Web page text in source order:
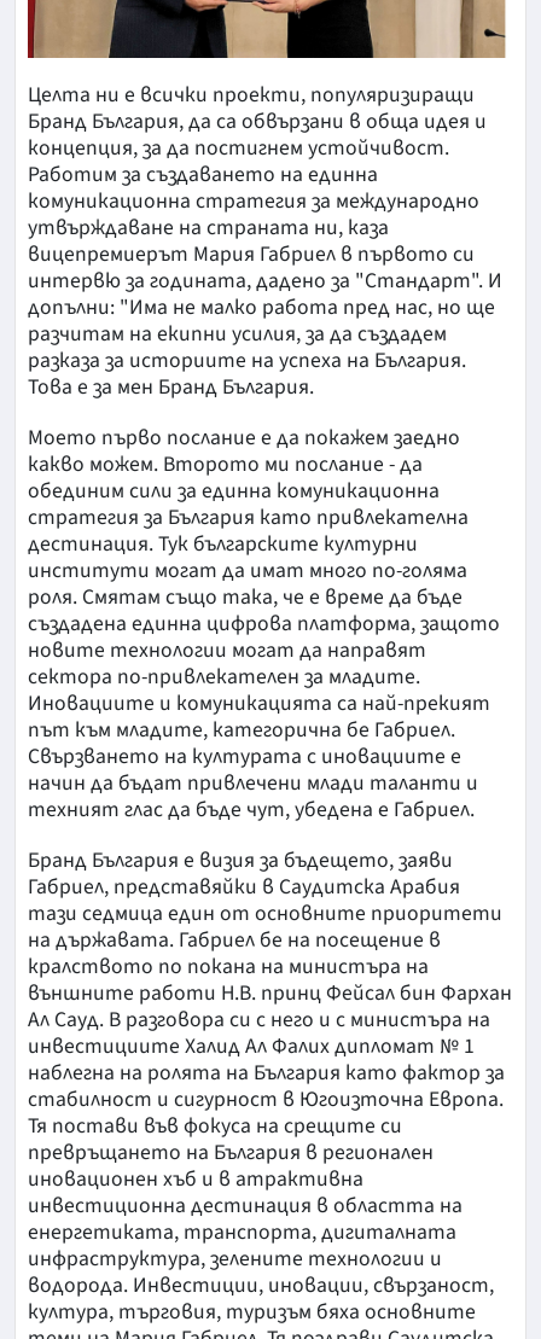
Целта ни е всички проекти, популяризиращи
Бранд България, да са обвързани в обща идея и
концепция, за да постигнем устойчивост.
Работим за създаването на единна
комуникационна стратегия за международно
утвърждаване на страната ни, каза
вицепремиерът Мария Габриел в първото си
интервю за годината, дадено за "Стандарт". И
допълни: "Има не малко работа пред нас, но ще
разчитам на екипни усилия, за да създадем
разказа за историите на успеха на България.
Това е за мен Бранд България.
Моето първо послание е да покажем заедно
какво можем. Второто ми послание - да
обединим сили за единна комуникационна
стратегия за България като привлекателна
дестинация. Тук българските културни
институти могат да имат много по-голяма
роля. Смятам също така, че е време да бъде
създадена единна цифрова платформа, защото
новите технологии могат да направят
сектора по-привлекателен за младите.
Иновациите и комуникацията са най-прекият
път към младите, категорична бе Габриел.
Свързването на културата с иновациите е
начин да бъдат привлечени млади таланти и
техният глас да бъде чут, убедена е Габриел.
Бранд България е визия за бъдещето, заяви
Габриел, представяйки в Саудитска Арабия
тази седмица един от основните приоритети
на държавата. Габриел бе на посещение в
кралството по покана на министъра на
външните работи Н.В. принц Фейсал бин Фархан
Ал Сауд. В разговора си с него и с министъра на
инвестициите Халид Ал Фалих дипломат № 1
наблегна на ролята на България като фактор за
стабилност и сигурност в Югоизточна Европа.
Тя постави във фокуса на срещите си
превръщането на България в регионален
иновационен хъб и в атрактивна
инвестиционна дестинация в областта на
енергетиката, транспорта, дигиталната
инфраструктура, зелените технологии и
водорода. Инвестиции, иновации, свързаност,
култура, търговия, туризъм бяха основните